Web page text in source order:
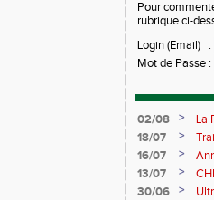
Pour
rubrique ci-
Login (Email)
:
Mot de Passe :
02/08 >
La
18/07
>
16/07
>
13/07
>
30/06
>